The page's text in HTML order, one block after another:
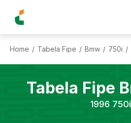
Home / Tabela Fipe / Bmw / 750i /
Tabela Fipe
1996 750i